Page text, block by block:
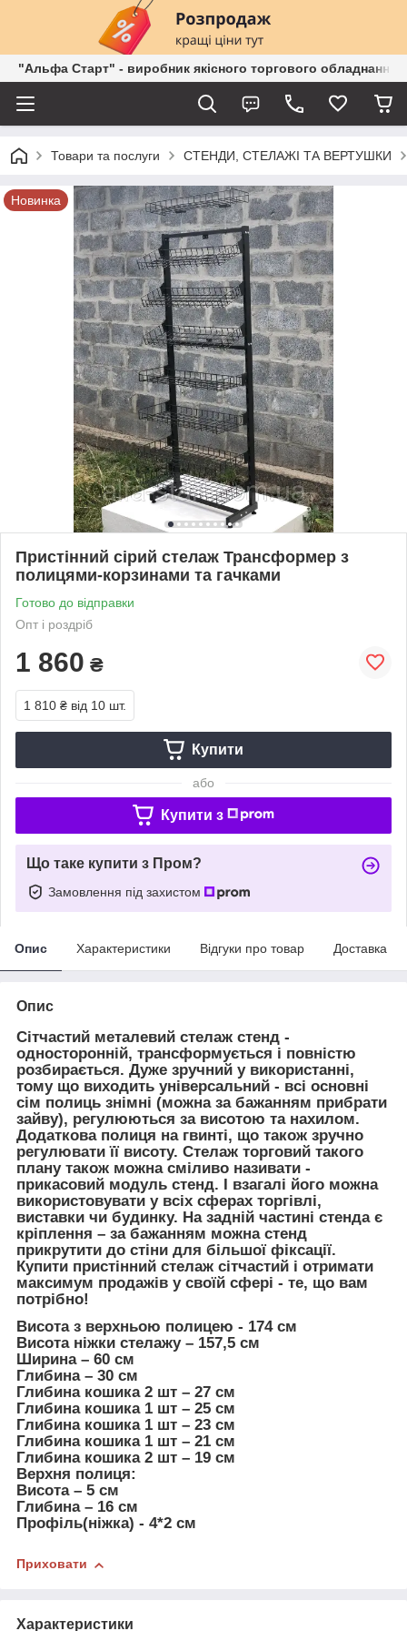
"Альфа Старт" - виробник якісного торгового обладнання
Товари та послуги СТЕНДИ, СТЕЛАЖІ ТА ВЕРТУШКИ
Новинка
Пристінний сірий стелаж Трансформер з
полицями-корзинами та гачками
Готово до відправки
Опт і роздріб
1 860 ₴
1 810 ₴ від 10 шт.
Купити
або
Купити з
Що таке купити з Пром?
Замовлення під захистом
Опис Характеристики Відгуки про товар Доставка
Опис
Сітчастий металевий стелаж стенд -
односторонній, трансформується і повністю
розбирається. Дуже зручний у використанні,
тому що виходить універсальний - всі основні
сім полиць знімні (можна за бажанням прибрати
зайву), регулюються за висотою та нахилом.
Додаткова полиця на гвинті, що також зручно
регулювати її висоту. Стелаж торговий такого
плану також можна сміливо називати -
прикасовий модуль стенд. І взагалі його можна
використовувати у всіх сферах торгівлі,
виставки чи будинку. На задній частині стенда є
кріплення – за бажанням можна стенд
прикрутити до стіни для більшої фіксації.
Купити пристінний стелаж сітчастий і отримати
максимум продажів у своїй сфері - те, що вам
потрібно!
Висота з верхньою полицею - 174 см
Висота ніжки стелажу – 157,5 см
Ширина – 60 см
Глибина – 30 см
Глибина кошика 2 шт – 27 см
Глибина кошика 1 шт – 25 см
Глибина кошика 1 шт – 23 см
Глибина кошика 1 шт – 21 см
Глибина кошика 2 шт – 19 см
Верхня полиця:
Висота – 5 см
Глибина – 16 см
Профіль(ніжка) - 4*2 см
Приховати
Характеристики